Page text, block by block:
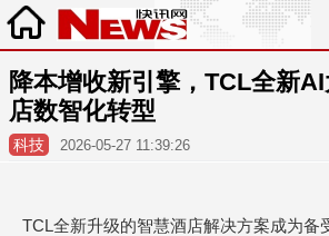
降本增收新引擎，TCL全新
店数智化转型
科技 2026-05-27 11:39:26
TCL全新升级的智慧酒店解决方案成为备